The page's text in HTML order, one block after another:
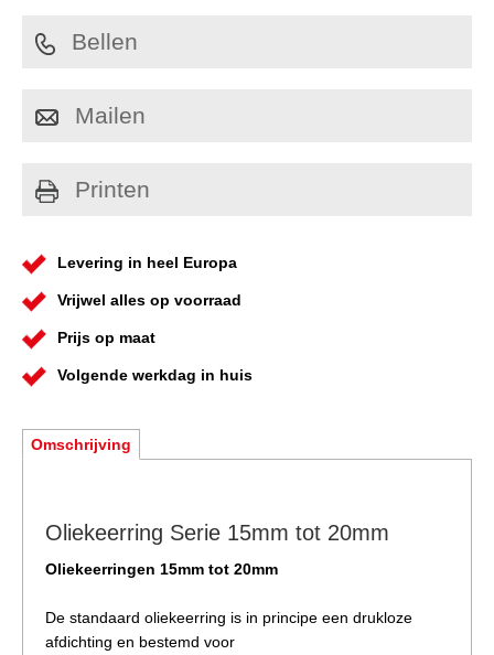
Bellen
Mailen
Printen
Levering in heel Europa
Vrijwel alles op voorraad
Prijs op maat
Volgende werkdag in huis
Omschrijving
Oliekeerring Serie 15mm tot 20mm
Oliekeerringen 15mm tot 20mm
De standaard oliekeerring is in principe een drukloze
afdichting en bestemd voor